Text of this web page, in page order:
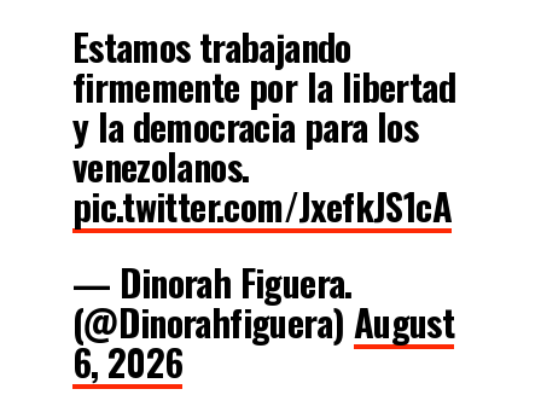
Estamos trabajando
firmemente por la libertad
y la democracia para los
venezolanos.
pic.twitter.com/JxefkJS1cA
— Dinorah Figuera.
(@Dinorahfiguera) August
6, 2026